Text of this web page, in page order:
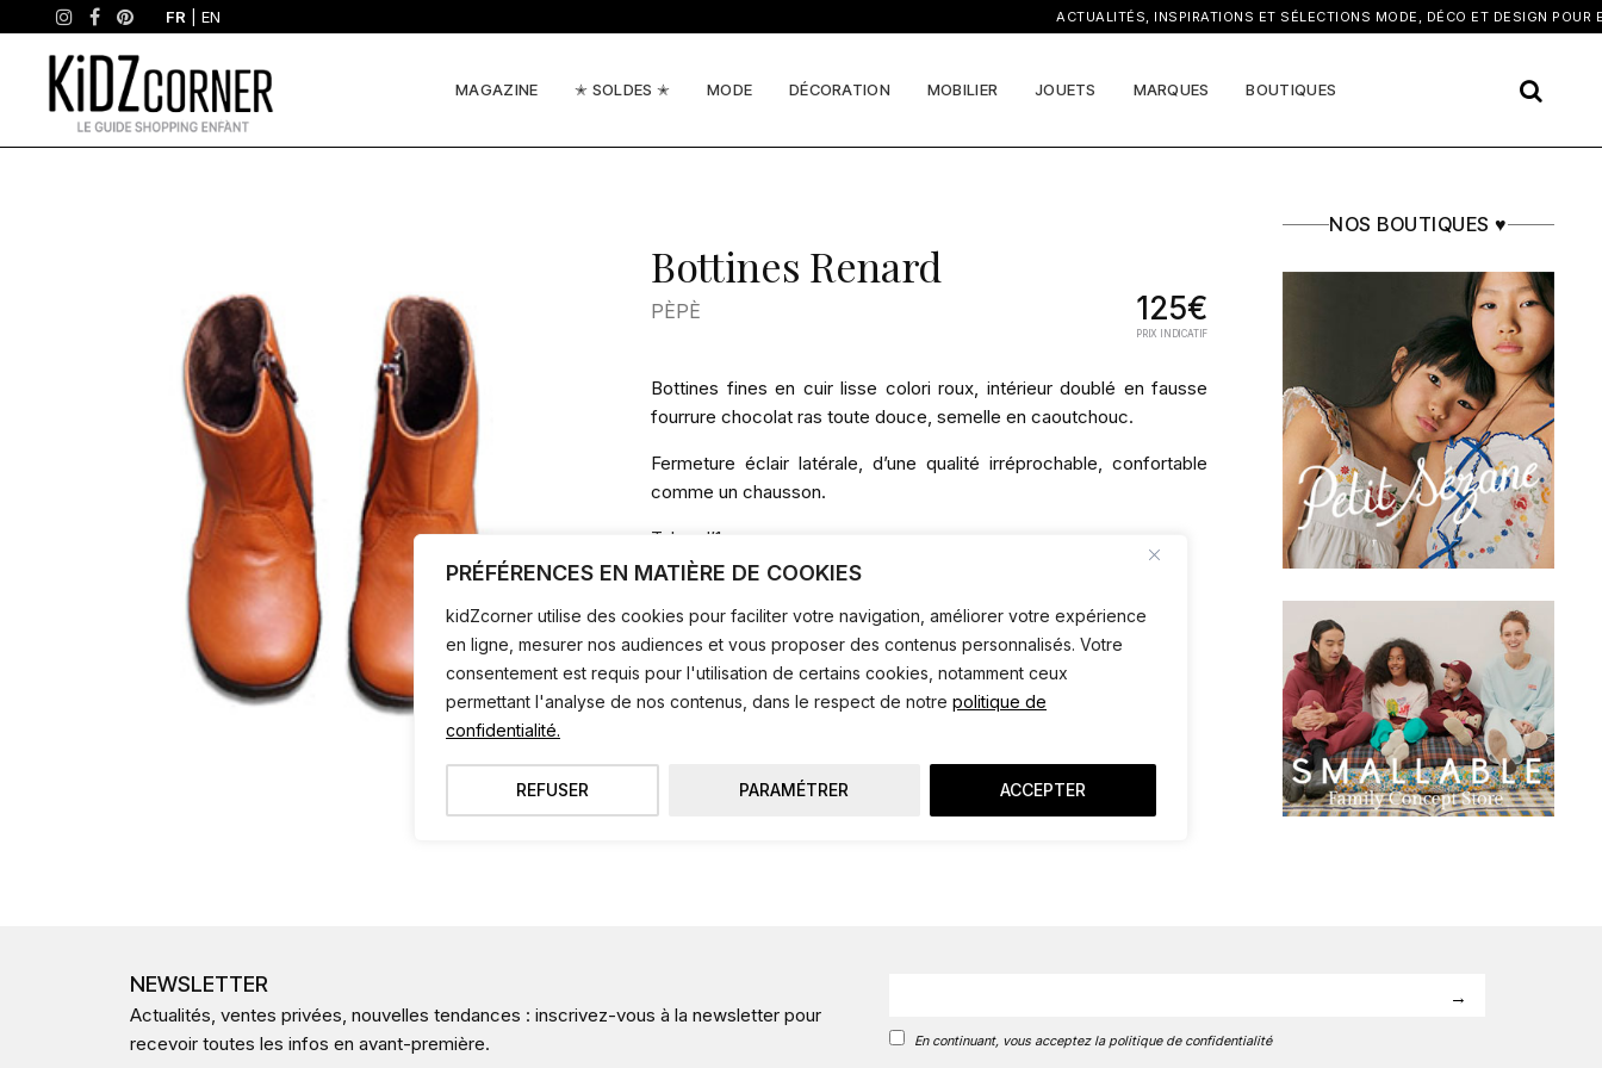
PRÉFÉRENCES EN MATIÈRE DE COOKIES
kidZcorner utilise des cookies pour faciliter votre navigation, améliorer votre expérience
en ligne, mesurer nos audiences et vous proposer des contenus personnalisés. Votre
consentement est requis pour l'utilisation de certains cookies, notamment ceux
permettant l'analyse de nos contenus, dans le respect de notre politique de
confidentialité.
PARAMÉTRER
REFUSER ACCEPTER
FR |EN ACTUALITÉS, INSPIRATIONS ET SÉLECTIONS MODE, DÉCO ET DESIGN POUR ×
MAGAZINE ✭ SOLDES ✭ MODE DÉCORATION MOBILIER JOUETS MARQUES BOUTIQUES
Bottines Renard
PÈPÈ 125€
PRIX INDICATIF
Pourquoi
Bottines fines en cuir lisse colori roux, intérieur doublé en fausse
fourrure chocolat ras toute douce, semelle en caoutchouc.
Fermeture éclair latérale, d’une qualité irréprochable, confortable
comme un chausson.
Talon d’1 cm.
ANCIENNE COLLECTION
NOS BOUTIQUES ♥
NEWSLETTER
Actualités, ventes privées, nouvelles tendances : inscrivez-vous à la newsletter pour
recevoir toutes les infos en avant-première.
En continuant, vous acceptez la politique de confidentialité